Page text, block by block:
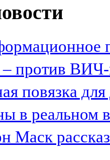
против
повязка
в реальном
Маск